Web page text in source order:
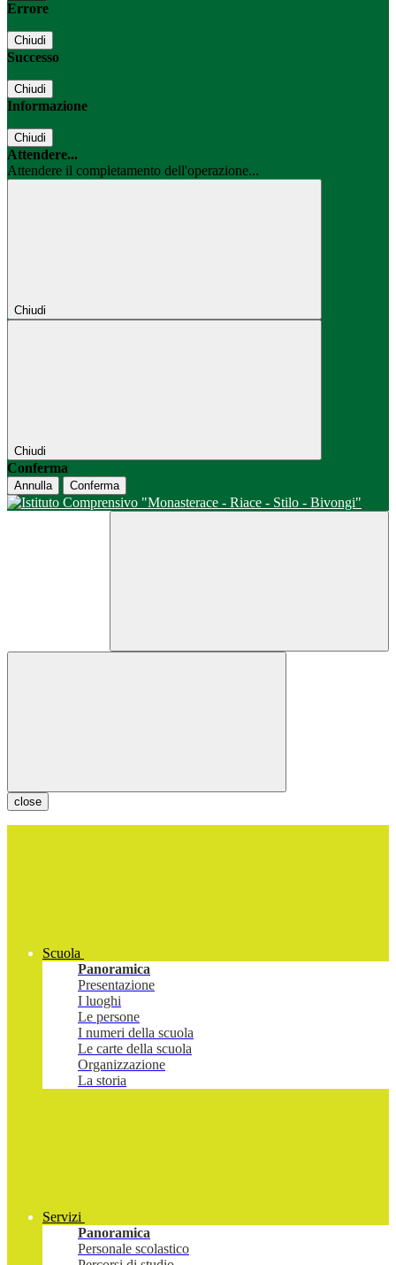
Errore
Chiudi
Successo
Chiudi
Informazione
Chiudi
Attendere...
Attendere il completamento dell'operazione...
Chiudi
Chiudi
Conferma
Annulla Conferma
close
Scuola
Panoramica
Presentazione
I luoghi
Le persone
I numeri della scuola
Le carte della scuola
Organizzazione
La storia
Servizi
Panoramica
Personale scolastico